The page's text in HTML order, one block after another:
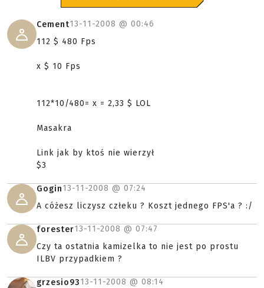
Cement13-11-2008 @ 00:46
112 $ 480 Fps
x $ 10 Fps
112*10/480= x = 2,33 $ LOL
Masakra
Link jak by ktoś nie wierzył
$3
Gogin13-11-2008 @ 07:24
A cóżesz liczysz człeku ? Koszt jednego FPS'a ? :/
forester13-11-2008 @ 07:47
Czy ta ostatnia kamizelka to nie jest po prostu
ILBV przypadkiem ?
grzesio9313-11-2008 @ 08:14